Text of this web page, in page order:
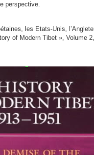
perspective.
les Etats-Unis,
of Modern Tibet », Volume